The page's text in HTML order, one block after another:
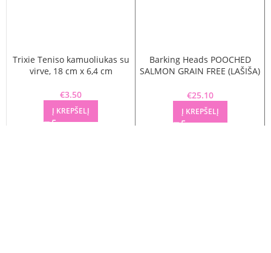
Trixie Teniso kamuoliukas su
virve, 18 cm x 6,4 cm
€3.50
Į KREPŠELĮ
Barking Heads POOCHED
SALMON GRAIN FREE (LAŠIŠA)
€25.10
Į KREPŠELĮ